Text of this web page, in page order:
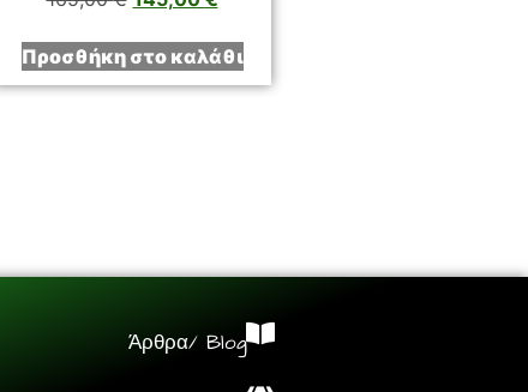
με
Προσθήκη στο καλάθι
Άρθρα/ Blog